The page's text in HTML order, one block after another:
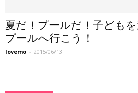
夏だ！プールだ！子ども
プールへ行こう！
lovemo - 2015/06/13